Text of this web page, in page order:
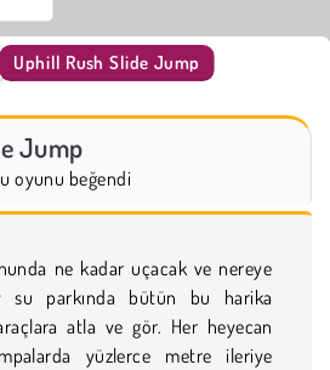
Uphill Rush Slide Jump
Jump
oyunu beğendi
ne kadar uçacak ve nereye
su parkında bütün bu harika
atla ve gör. Her heyecan
yüzlerce metre ileriye